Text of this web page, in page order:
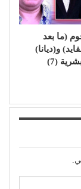
(ما بعد
و(ديانا)
(7)